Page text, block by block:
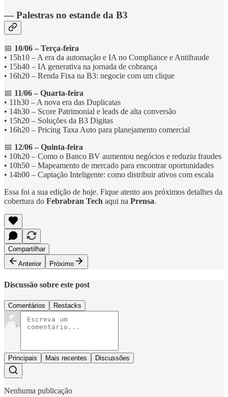
— Palestras no estande da B3
📅 10/06 – Terça-feira
• 15h10 – A era da automação e IA no Compliance e Antifraude
• 15h40 – IA generativa na jornada de cobrança
• 16h20 – Renda Fixa na B3: negocie com um clique
📅 11/06 – Quarta-feira
• 11h30 – A nova era das Duplicatas
• 14h30 – Score Patrimonial e leads de alta conversão
• 15h20 – Soluções da B3 Digitas
• 16h20 – Pricing Taxa Auto para planejamento comercial
📅 12/06 – Quinta-feira
• 10h20 – Como o Banco BV aumentou negócios e reduziu fraudes
• 10h50 – Mapeamento de mercado para encontrar oportunidades
• 14h00 – Captação Inteligente: como distribuir ativos com escala
Essa foi a sua edição de hoje. Fique atento aos próximos detalhes da
cobertura do Febrabran Tech aqui na Prensa.
Compartilhar
Anterior
Próximo
Discussão sobre este post
Comentários Restacks
Principais Mais recentes Discussões
Nenhuma publicação